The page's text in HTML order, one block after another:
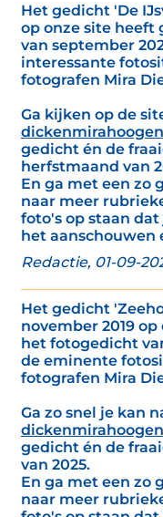
Het gedicht 'De
op onze site heeft
van september
interessante
fotografen Mira
Ga kijken op de
gedicht én de
herfstmaand van
En ga met een zo
naar meer
foto's op staan
het aanschouwen
Redactie, 01-09-
Het gedicht
november 2019
het fotogedicht
de eminente
fotografen Mira
Ga zo snel je kan
gedicht én de
van 2025.
En ga met een zo
naar meer